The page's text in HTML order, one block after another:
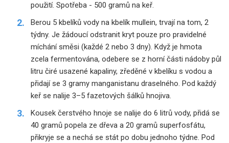
použití. Spotřeba - 500 gramů na keř.
Berou 5 kbelíků vody na kbelík mullein, trvají na tom, 2
týdny. Je žádoucí odstranit kryt pouze pro pravidelné
míchání směsi (každé 2 nebo 3 dny). Když je hmota
zcela fermentována, odebere se z horní části nádoby půl
litru čiré usazené kapaliny, zředěné v kbelíku s vodou a
přidají se 3 gramy manganistanu draselného. Pod každý
keř se nalije 3–5 fazetových šálků hnojiva.
Kousek čerstvého hnoje se nalije do 6 litrů vody, přidá se
40 gramů popela ze dřeva a 20 gramů superfosfátu,
přikryje se a nechá se stát po dobu jednoho týdne. Pod